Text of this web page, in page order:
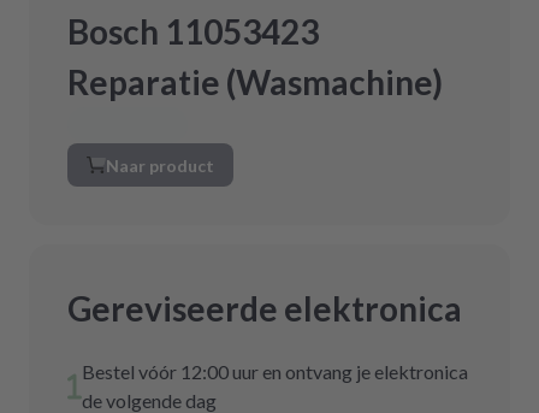
Bosch 11053423
Reparatie (Wasmachine)
Naar product
Gereviseerde elektronica
Bestel vóór 12:00 uur en ontvang je elektronica
de volgende dag